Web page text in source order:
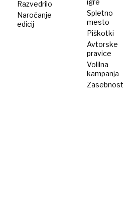
Razvedrilo
Naročanje
edicij
igre
Spletno
mesto
Piškotki
Avtorske
pravice
Volilna
kampanja
Zasebnost